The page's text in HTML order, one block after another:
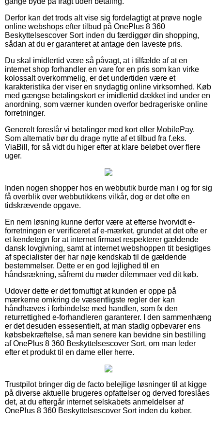
Derfor kan det trods alt vise sig fordelagtigt at prøve nogle
online webshops efter tilbud på OnePlus 8 360
Beskyttelsescover Sort inden du færdiggør din shopping,
sådan at du er garanteret at antage den laveste pris.
Du skal imidlertid være så påvagt, at i tilfælde af at en
internet shop forhandler en vare for en pris som kan virke
kolossalt overkommelig, er det undertiden være et
karakteristika der viser en snydagtig online virksomhed. Køb
med gængse betalingskort er imidlertid dækket ind under en
anordning, som værner kunden overfor bedrageriske online
forretninger.
Generelt foreslår vi betalinger med kort eller MobilePay.
Som alternativ bør du drage nytte af et tilbud fra f.eks.
ViaBill, for så vidt du higer efter at klare beløbet over flere
uger.
Inden nogen shopper hos en webbutik burde man i og for sig
få overblik over webbutikkens vilkår, dog er det ofte en
tidskrævende opgave.
En nem løsning kunne derfor være at efterse hvorvidt e-
forretningen er verificeret af e-mærket, grundet at det ofte er
et kendetegn for at internet firmaet respekterer gældende
dansk lovgivning, samt at internet webshoppen tit besigtiges
af specialister der har nøje kendskab til de gældende
bestemmelser. Dette er en god lejlighed til en
håndsrækning, såfremt du møder dilemmaer ved dit køb.
Udover dette er det fornuftigt at kunden er oppe på
mærkerne omkring de væsentligste regler der kan
håndhæves i forbindelse med handlen, som fx den
returrettighed e-forhandleren garanterer. I den sammenhæng
er det desuden essesentielt, at man stadig opbevarer ens
købsbekræftelse, så man senere kan bevidne sin bestilling
af OnePlus 8 360 Beskyttelsescover Sort, om man leder
efter et produkt til en dame eller herre.
Trustpilot bringer dig de facto belejlige løsninger til at kigge
på diverse aktuelle brugeres opfattelser og derved foreslåes
det, at du eftergår internet selskabets anmeldelser af
OnePlus 8 360 Beskyttelsescover Sort inden du køber.